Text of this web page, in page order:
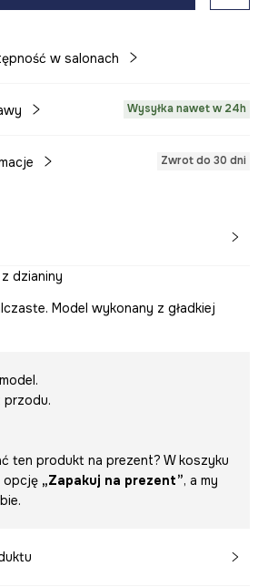
w salonach
Wysyłka nawet w 24h
Zwrot do 30 dni
dzianiny
Model wykonany z gładkiej
przodu.
ten produkt na prezent? W koszyku
opcję „Zapakuj na prezent”, a my